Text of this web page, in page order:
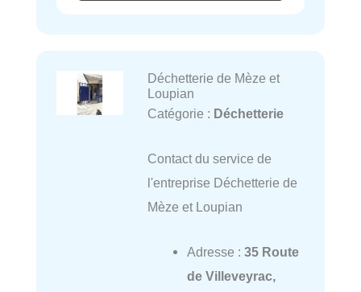
Déchetterie de Mèze et
Loupian
Catégorie : Déchetterie
Contact du service de
l'entreprise Déchetterie de
Mèze et Loupian
Adresse : 35 Route
de Villeveyrac,